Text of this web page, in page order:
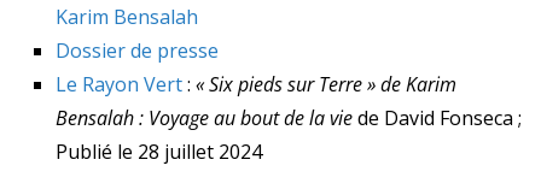
Karim Bensalah
Dossier de presse
Le Rayon Vert: « Six pieds sur Terre » de Karim
Bensalah : Voyage au bout de la viede David Fonseca ;
Publié le 28 juillet 2024